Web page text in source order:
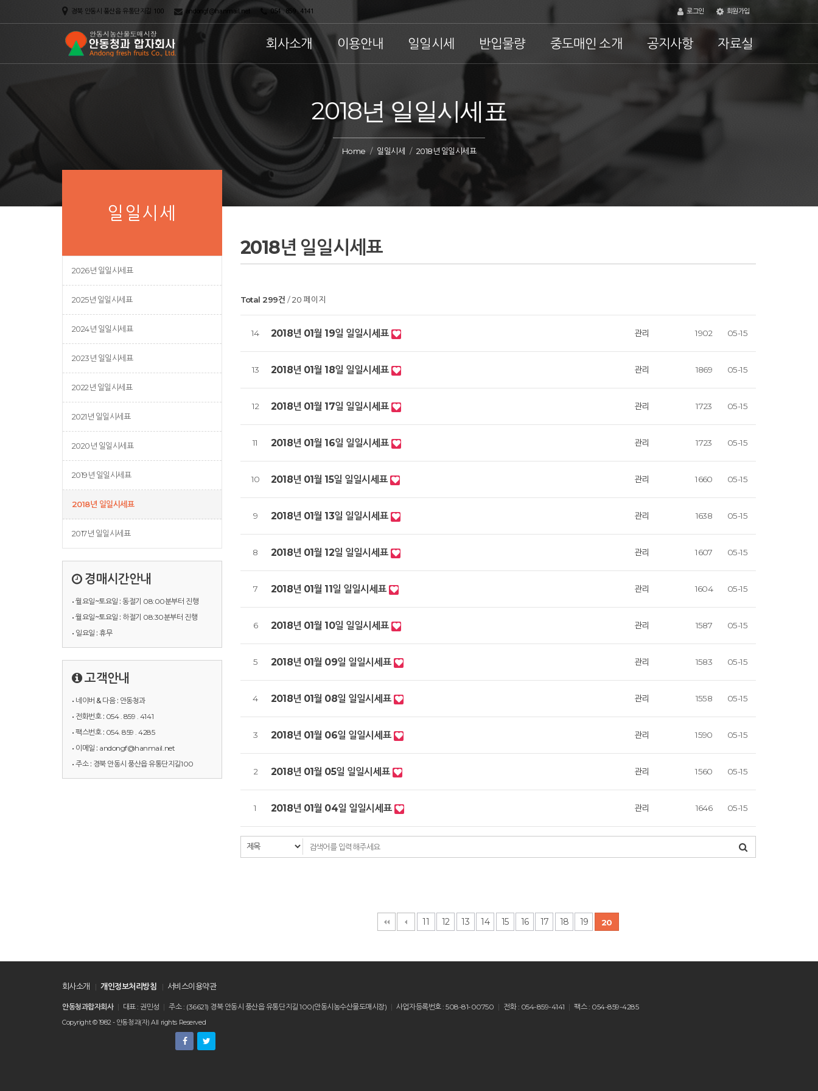
경북 안동시 풍산읍 유통단지길 100 andongf@hanmail.net 054 . 859 . 4141 로그인 회원가입
회사소개 이용안내 일일시세 반입물량 중도매인 소개 공지사항 자료실
2018년 일일시세표
Home 일일시세 2018년 일일시세표
일일시세
2026년 일일시세표
2025년 일일시세표
2024년 일일시세표
2023년 일일시세표
2022년 일일시세표
2021년 일일시세표
2020년 일일시세표
2019년 일일시세표
2018년 일일시세표
2017년 일일시세표
경매시간안내
• 월요일~토요일 : 동절기 08:00분부터 진행
• 월요일~토요일 : 하절기 08:30분부터 진행
• 일요일 : 휴무
고객안내
• 네이버 & 다음 : 안동청과
• 전화번호 : 054 . 859 . 4141
• 팩스번호 : 054. 859 . 4285
• 이메일 : andongf@hanmail.net
• 주소 : 경북 안동시 풍산읍 유통단지길100
2018년 일일시세표
Total 299건 20 페이지
14 2018년 01월 19일 일일시세표 관리 1902 05-15
13 2018년 01월 18일 일일시세표 관리 1869 05-15
12 2018년 01월 17일 일일시세표 관리 1723 05-15
11 2018년 01월 16일 일일시세표 관리 1723 05-15
10 2018년 01월 15일 일일시세표 관리 1660 05-15
9 2018년 01월 13일 일일시세표 관리 1638 05-15
8 2018년 01월 12일 일일시세표 관리 1607 05-15
7 2018년 01월 11일 일일시세표 관리 1604 05-15
6 2018년 01월 10일 일일시세표 관리 1587 05-15
5 2018년 01월 09일 일일시세표 관리 1583 05-15
4 2018년 01월 08일 일일시세표 관리 1558 05-15
3 2018년 01월 06일 일일시세표 관리 1590 05-15
2 2018년 01월 05일 일일시세표 관리 1560 05-15
1 2018년 01월 04일 일일시세표 관리 1646 05-15
11 12 13 14 15 16 17 18 19 20
회사소개 개인정보처리방침 서비스이용약관
안동청과합자회사 대표 : 권민성 주소 : (36621) 경북 안동시 풍산읍 유통단지길 100(안동시농수산물도매시장) 사업자등록번호 : 508-81-00750 전화 : 054-859-4141 팩스 : 054-859-4285
Copyright © 1982 - 안동청과(자) All rights Reserved